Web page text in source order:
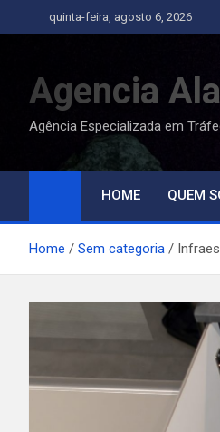
to
quinta-feira, agosto 6, 2026
Agencia
Agência Especializada em
HOME QUEM
Home Sem categoria